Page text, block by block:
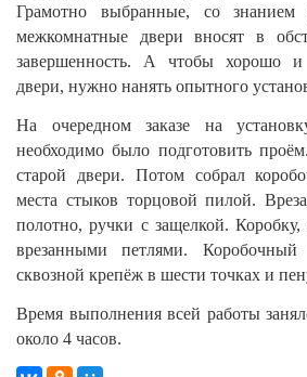
Грамотно выбранные, со знанием
межкомнатные двери вносят в
завершенность. А чтобы хорошо и
двери, нужно нанять опытного
На очередном заказе на
необходимо было подготовить
старой двери. Потом собрал
места стыков торцовой пилой.
полотно, ручки с защелкой.
врезанными петлями.
сквозной крепёж в шести точках и
Время выполнения всей работы
около 4 часов.